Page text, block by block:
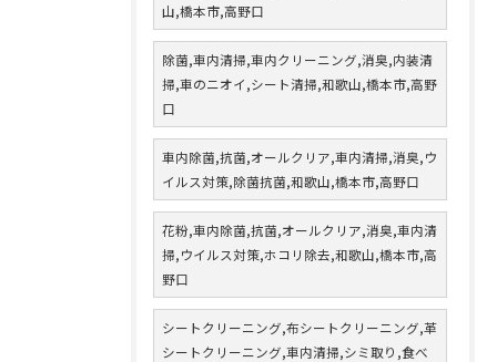
山,橋本市,高野口
除菌,車内清掃,車内クリーニング,消臭,内装清
掃,車のニオイ,シート清掃,和歌山,橋本市,高野
口
車内除菌,抗菌,オールクリア,車内清掃,消臭,ウ
イルス対策,除菌抗菌,和歌山,橋本市,高野口
花粉,車内除菌,抗菌,オールクリア,消臭,車内清
掃,ウイルス対策,ホコリ除去,和歌山,橋本市,高
野口
シートクリーニング,布シートクリーニング,革
シートクリーニング,車内清掃,シミ取り,食べ